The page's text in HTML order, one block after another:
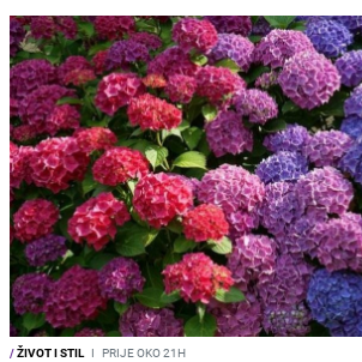
/ŽIVOT I STIL I PRIJE OKO 21H